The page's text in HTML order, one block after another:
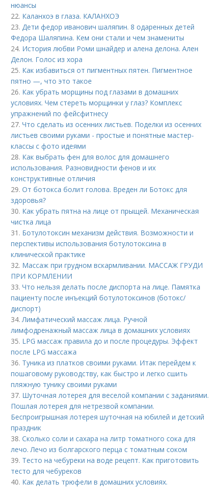
нюансы
22. Каланхоэ в глаза. КАЛАНХОЭ
23.Дети федор иванович шаляпин. 8 одаренных детей
Федора Шаляпина. Кем они стали и чем знамениты
24. История любви Роми шнайдер и алена делона. Ален
Делон. Голос из хора
25. Как избавиться от пигментных пятен. Пигментное
пятно —, что это такое
26. Как убрать морщины под глазами в домашних
условиях. Чем стереть морщинки у глаз? Комплекс
упражнений по фейсфитнесу
27.Что сделать из осенних листьев. Поделки из осенних
листьев своими руками - простые и понятные мастер-
классы с фото идеями
28. Как выбрать фен для волос для домашнего
использования. Разновидности фенов и их
конструктивные отличия
29.От ботокса болит голова. Вреден ли Ботокс для
здоровья?
30. Как убрать пятна на лице от прыщей. Механическая
чистка лица
31. Ботулотоксин механизм действия. Возможности и
перспективы использования ботулотоксина в
клинической практике
32. Массаж при грудном вскармливании. МАССАЖ ГРУДИ
ПРИ КОРМЛЕНИИ
33.Что нельзя делать после диспорта на лице. Памятка
пациенту после инъекций ботулотоксинов (ботокс/
диспорт)
34.Лимфатический массаж лица. Ручной
лимфодренажный массаж лица в домашних условиях
35. LPG массаж правила до и после процедуры. Эффект
после LPG массажа
36. Туника из платков своими руками. Итак перейдем к
пошаговому руководству, как быстро и легко сшить
пляжную тунику своими руками
37. Шуточная лотерея для веселой компании с заданиями.
Пошлая лотерея для нетрезвой компании.
Беспроигрышная лотерея шуточная на юбилей и детский
праздник
38.Сколько соли и сахара на литр томатного сока для
лечо. Лечо из болгарского перца с томатным соком
39. Тесто на чебуреки на воде рецепт. Как приготовить
тесто для чебуреков
40. Как делать трюфели в домашних условиях.